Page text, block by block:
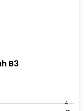
B3
4